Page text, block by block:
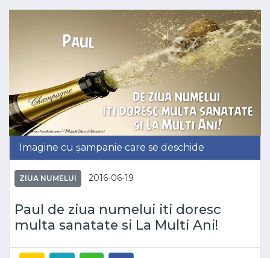
Imagine cu șampanie care se deschide
ZIUA NUMELUI 2016-06-19
Paul de ziua numelui iti doresc
multa sanatate si La Multi Ani!